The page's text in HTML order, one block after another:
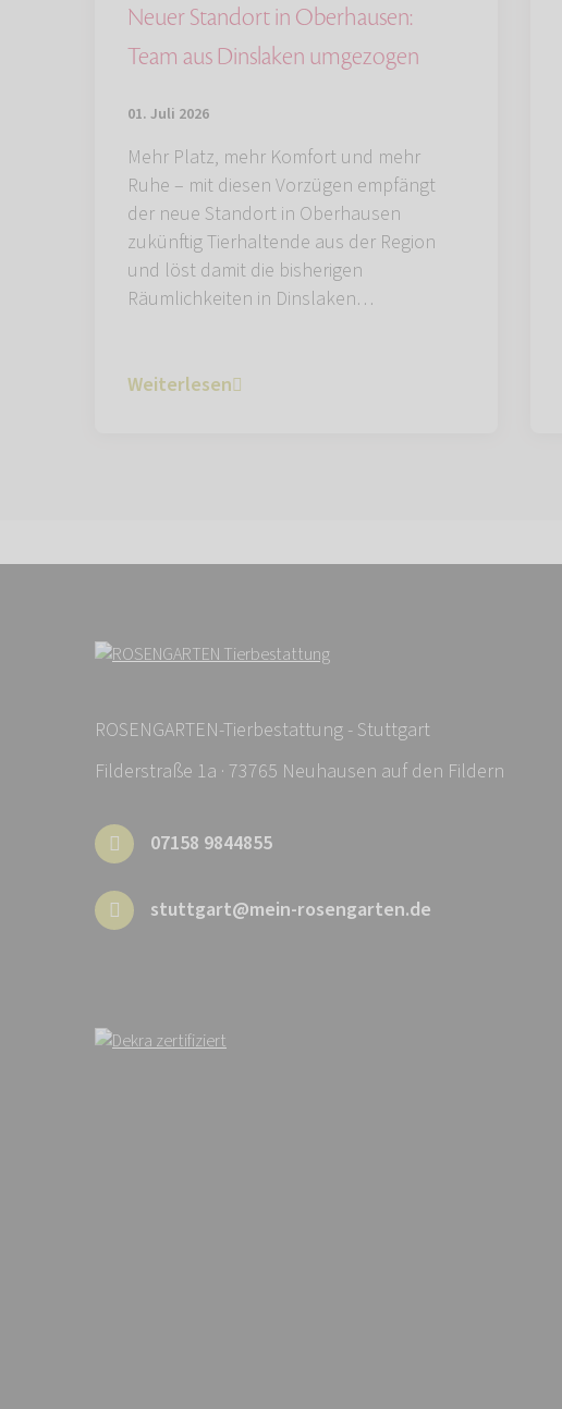
Neuer Standort in Oberhausen:
Team aus Dinslaken umgezogen
01. Juli 2026
Mehr Platz, mehr Komfort und mehr
Ruhe – mit diesen Vorzügen empfängt
der neue Standort in Oberhausen
zukünftig Tierhaltende aus der Region
und löst damit die bisherigen
Räumlichkeiten in Dinslaken…
Weiterlesen
ROSENGARTEN-Tierbestattung - Stuttgart
Filderstraße 1a · 73765 Neuhausen auf den Fildern
07158 9844855
stuttgart@mein-rosengarten.de